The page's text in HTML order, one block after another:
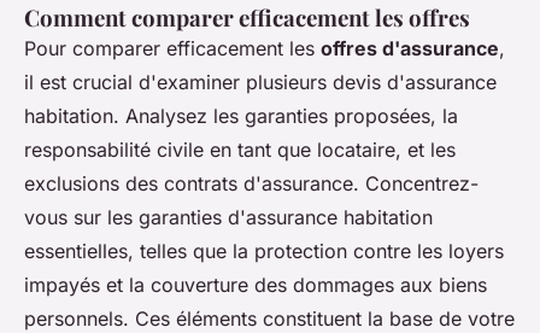
Comment comparer efficacement les offres
Pour comparer efficacement les offres d'assurance,
il est crucial d'examiner plusieurs devis d'assurance
habitation. Analysez les garanties proposées, la
responsabilité civile en tant que locataire, et les
exclusions des contrats d'assurance. Concentrez-
vous sur les garanties d'assurance habitation
essentielles, telles que la protection contre les loyers
impayés et la couverture des dommages aux biens
personnels. Ces éléments constituent la base de votre